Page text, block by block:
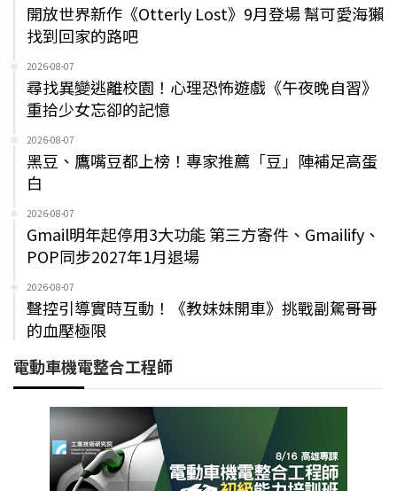
開放世界新作《Otterly Lost》9月登場 幫可愛海獺
找到回家的路吧
2026-08-07
尋找異變逃離校園！心理恐怖遊戲《午夜晚自習》
重拾少女忘卻的記憶
2026-08-07
黑豆、鷹嘴豆都上榜！專家推薦「豆」陣補足高蛋
白
2026-08-07
Gmail明年起停用3大功能 第三方寄件、Gmailify、
POP同步2027年1月退場
2026-08-07
聲控引導實時互動！《教妹妹開車》挑戰副駕哥哥
的血壓極限
電動車機電整合工程師